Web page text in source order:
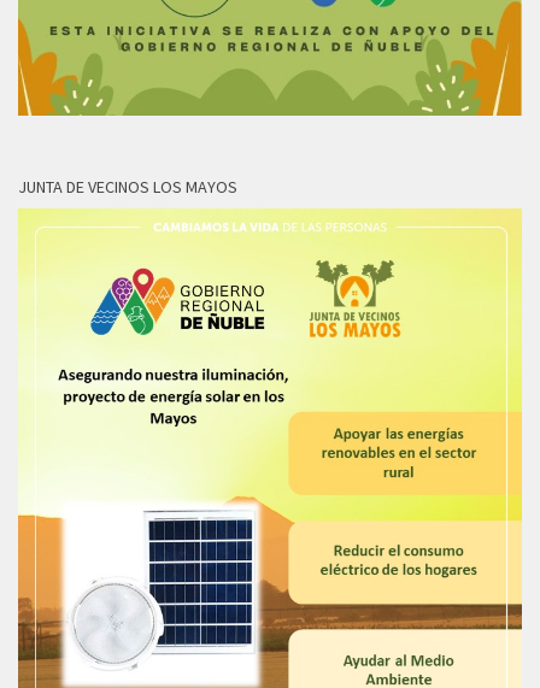
JUNTA DE VECINOS LOS MAYOS